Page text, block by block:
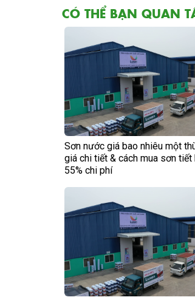
CÓ THỂ BẠN QUAN
Sơn nước giá bao nhiêu một
giá chi tiết & cách mua sơn tiết
55% chi phí